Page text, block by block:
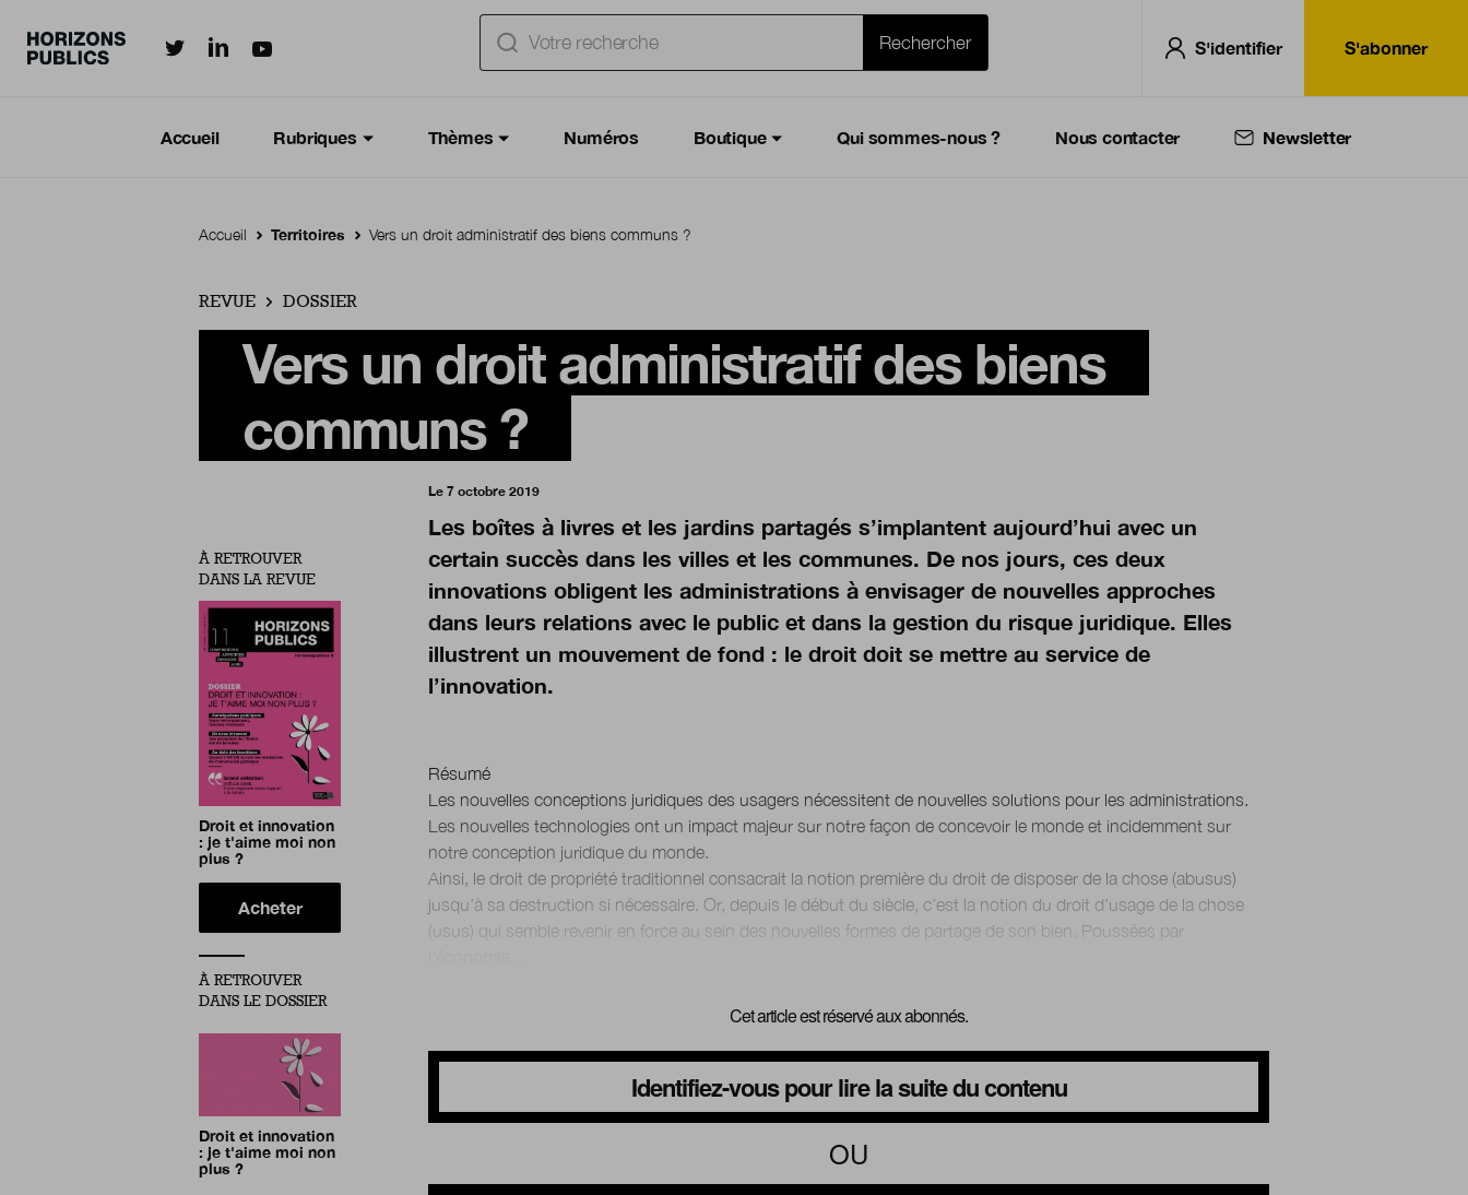
Horizonspublics.fr sur Twitter
Horizonspublics.fr sur LinkedIn
Horizonspublics.fr sur Youtube S'identifier S'abonner
Accueil Rubriques Thèmes Numéros Boutique Qui sommes-nous ? Nous contacter Newsletter
Accueil Territoires Vers un droit administratif des biens communs ?
REVUE DOSSIER
Vers un droit administratif des biens
communs ?
Le 7 octobre 2019
Les boîtes à livres et les jardins partagés s’implantent aujourd’hui avec un
certain succès dans les villes et les communes. De nos jours, ces deux
innovations obligent les administrations à envisager de nouvelles approches
dans leurs relations avec le public et dans la gestion du risque juridique. Elles
illustrent un mouvement de fond : le droit doit se mettre au service de
l’innovation.
Résumé
Les nouvelles conceptions juridiques des usagers nécessitent de nouvelles solutions pour les administrations.
Les nouvelles technologies ont un impact majeur sur notre façon de concevoir le monde et incidemment sur
notre conception juridique du monde.
Ainsi, le droit de propriété traditionnel consacrait la notion première du droit de disposer de la chose (abusus)
jusqu’à sa destruction si nécessaire. Or, depuis le début du siècle, c’est la notion du droit d’usage de la chose
(usus) qui semble revenir en force au sein des nouvelles formes de partage de son bien. Poussées par
Cet article est réservé aux abonnés.
Identifiez-vous pour lire la suite du contenu
OU
À RETROUVER
DANS LA REVUE
Droit et innovation
: je t'aime moi non
plus ?
Acheter
À RETROUVER
DANS LE DOSSIER
Droit et innovation
: je t'aime moi non
plus ?